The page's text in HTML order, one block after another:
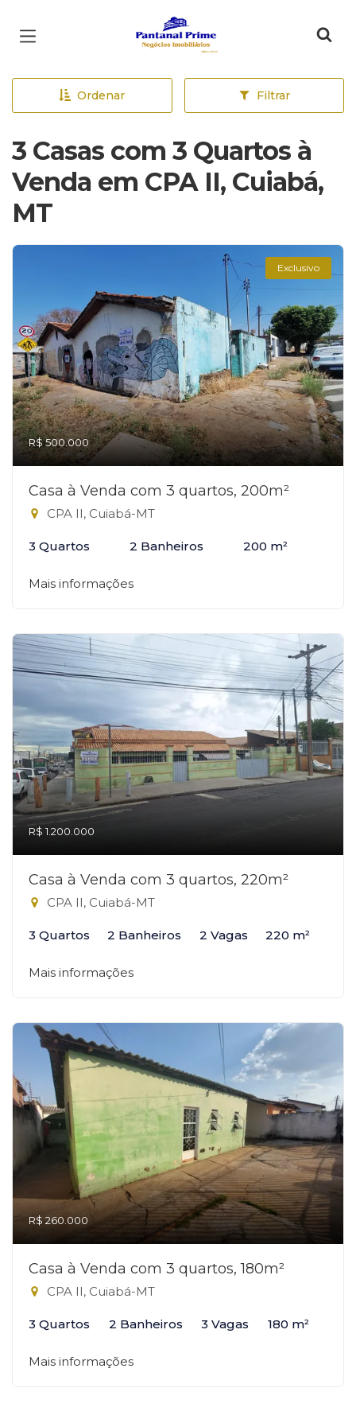
Página inicial
Ordenar Filtrar
3 Casas com 3 Quartos à
Venda em CPA II, Cuiabá,
MT
Exclusivo
R$ 500.000
Casa à Venda com 3 quartos, 200m²
CPA II, Cuiabá-MT
3 Quartos 2 Banheiros 200 m²
Mais informações
R$ 1.200.000
Casa à Venda com 3 quartos, 220m²
CPA II, Cuiabá-MT
3 Quartos 2 Banheiros 2 Vagas 220 m²
Mais informações
R$ 260.000
Casa à Venda com 3 quartos, 180m²
CPA II, Cuiabá-MT
3 Quartos 2 Banheiros 3 Vagas 180 m²
Mais informações